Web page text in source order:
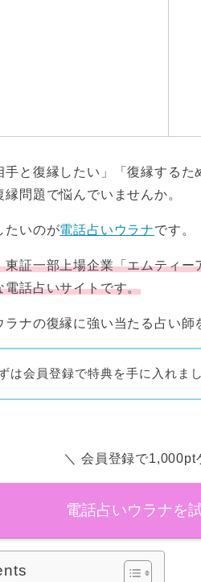
手と復縁したい」「復縁する
問題で悩んでいませんか。
たいのが電話占いウラナです。
東証一部上場企業「エムティ
電話占いサイトです。
ナの復縁に強い当たる占い師
は会員登録で特典を手に入れま
＼ 会員登録で1,000pt
電話占いウラナを